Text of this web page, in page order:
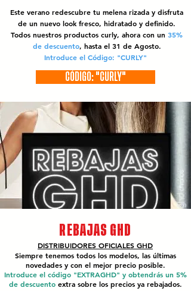
Este verano redescubre tu melena rizada y disfruta
de un nuevo look fresco, hidratado y definido.
Todos nuestros productos curly, ahora con un 35%
de descuento, hasta el 31 de Agosto.
Introduce el Código: "CURLY"
CÓDIGO: "CURLY"
REBAJAS GHD
DISTRIBUIDORES OFICIALES GHD
Siempre tenemos todos los modelos, las últimas
novedades y con el mejor precio posible.
Introduce el código "EXTRAGHD" y obtendrás un 5%
de descuento extra sobre los precios ya rebajados.